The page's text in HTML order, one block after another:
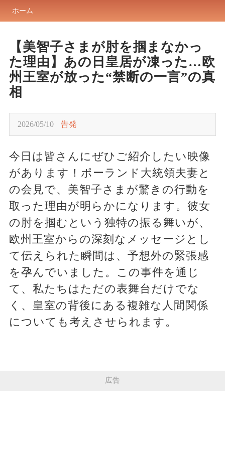
ホーム
【美智子さまが肘を掴まなかっ
た理由】あの日皇居が凍った…欧
州王室が放った“禁断の一言”の真
相
2026/05/10 告発
今日は皆さんにぜひご紹介したい映像
があります！ポーランド大統領夫妻と
の会見で、美智子さまが驚きの行動を
取った理由が明らかになります。彼女
の肘を掴むという独特の振る舞いが、
欧州王室からの深刻なメッセージとし
て伝えられた瞬間は、予想外の緊張感
を孕んでいました。この事件を通じ
て、私たちはただの表舞台だけでな
く、皇室の背後にある複雑な人間関係
についても考えさせられます。
広告